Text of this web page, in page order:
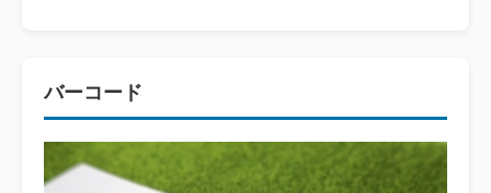
バーコード